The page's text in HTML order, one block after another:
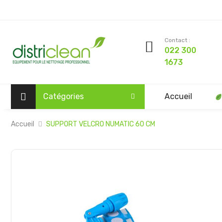
Contact :
022 300
1673
Catégories Accueil
Accueil SUPPORT VELCRO NUMATIC 60 CM
Passer